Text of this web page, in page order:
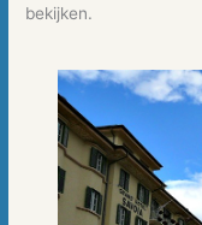
bekijken.